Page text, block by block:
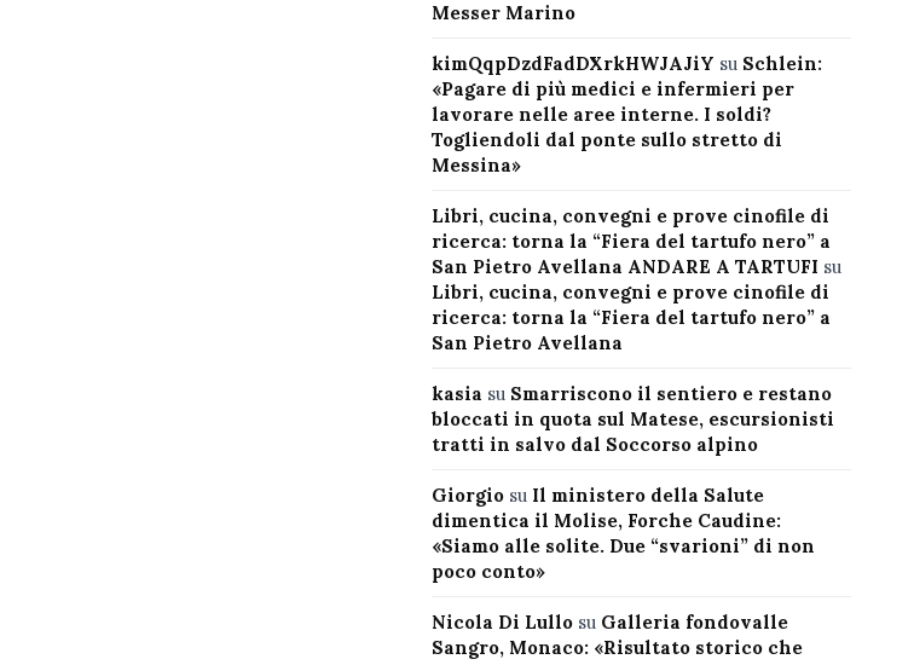
Messer Marino
kimQqpDzdFadDXrkHWJAJiY su Schlein:
«Pagare di più medici e infermieri per
lavorare nelle aree interne. I soldi?
Togliendoli dal ponte sullo stretto di
Messina»
Libri, cucina, convegni e prove cinofile di
ricerca: torna la “Fiera del tartufo nero” a
San Pietro Avellana ANDARE A TARTUFI su
Libri, cucina, convegni e prove cinofile di
ricerca: torna la “Fiera del tartufo nero” a
San Pietro Avellana
kasia su Smarriscono il sentiero e restano
bloccati in quota sul Matese, escursionisti
tratti in salvo dal Soccorso alpino
Giorgiosu Il ministero della Salute
dimentica il Molise, Forche Caudine:
«Siamo alle solite. Due “svarioni” di non
poco conto»
Nicola Di Lullosu Galleria fondovalle
Sangro, Monaco: «Risultato storico che